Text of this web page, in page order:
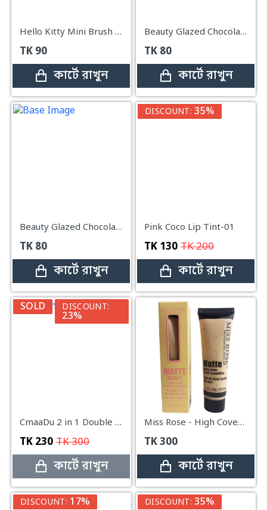
Hello Kitty Mini Brush Kit
TK 90
কার্টে রাখুন
Beauty Glazed Chocolate Matte Liquid Lipstick#101
TK 80
কার্টে রাখুন
Beauty Glazed Chocolate Matte Liquid Lipstick#103
TK 80
কার্টে রাখুন
DISCOUNT: 35%
Pink Coco Lip Tint-01
TK 130 TK200
কার্টে রাখুন
SOLD DISCOUNT:
23%
CmaaDu 2 in 1 Double Modify Highlighter Make Up Powder Blusher Palette-03
TK 230 TK300
কার্টে রাখুন
Miss Rose - High Coverage Matte matte beige 1 Foundation (Medium Tones)
TK300
কার্টে রাখুন
DISCOUNT: 17% DISCOUNT: 35%